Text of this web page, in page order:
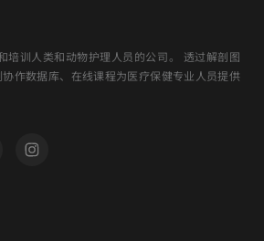
培训人类和动物护理人员的公司。 透过解剖图
作数据库、在线课程为医疗保健专业人员提供